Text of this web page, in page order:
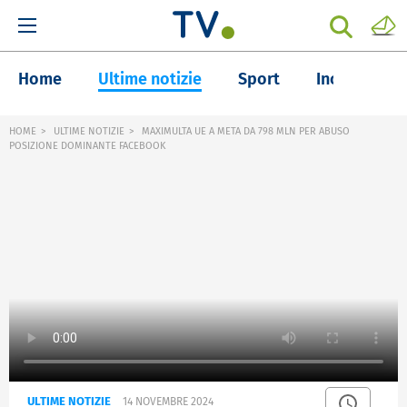
Home Ultime notizie Sport Inchieste
HOME ULTIME NOTIZIE
MAXIMULTA UE A META DA 798 MLN PER ABUSO
POSIZIONE DOMINANTE FACEBOOK
ULTIME NOTIZIE 14 NOVEMBRE 2024